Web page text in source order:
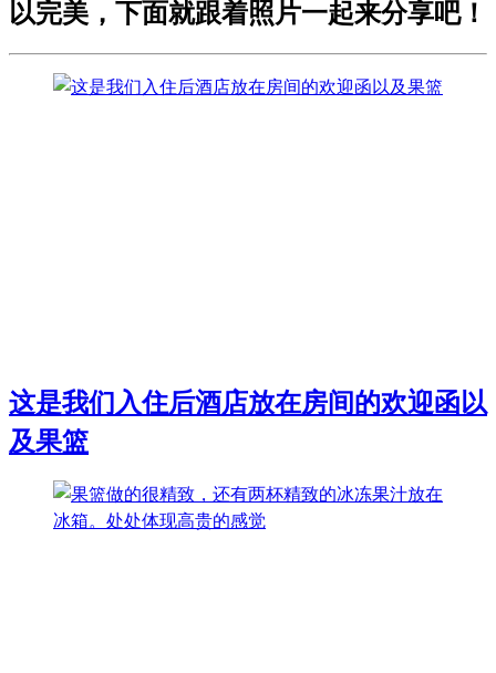
以完美，下面就跟着照片一起来分享吧！
这是我们入住后酒店放在房间的欢迎函以
及果篮